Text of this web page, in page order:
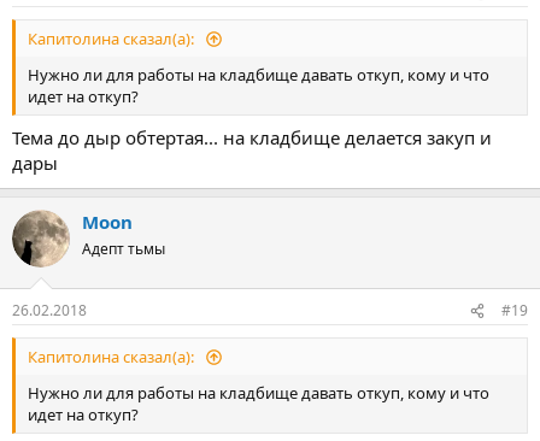
Капитолина сказал(а):
Нужно ли для работы на кладбище давать откуп, кому и что
идет на откуп?
Тема до дыр обтертая... на кладбище делается закуп и
дары
Moon
Адепт тьмы
26.02.2018 #19
Капитолина сказал(а):
Нужно ли для работы на кладбище давать откуп, кому и что
идет на откуп?